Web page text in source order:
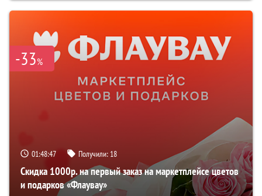
-33%
01:48:46 Получили: 18
Скидка 1000р. на первый заказ на маркетплейсе цветов
и подарков «Флаувау»